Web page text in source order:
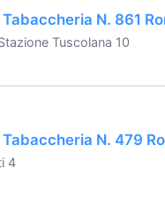
N. 861
Tuscolana 10
N. 479
4